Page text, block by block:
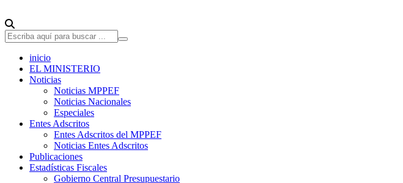
inicio
EL MINISTERIO
Noticias
Noticias MPPEF
Noticias Nacionales
Especiales
Entes Adscritos
Entes Adscritos del MPPEF
Noticias Entes Adscritos
Publicaciones
Estadísticas Fiscales
Gobierno Central Presupuestario